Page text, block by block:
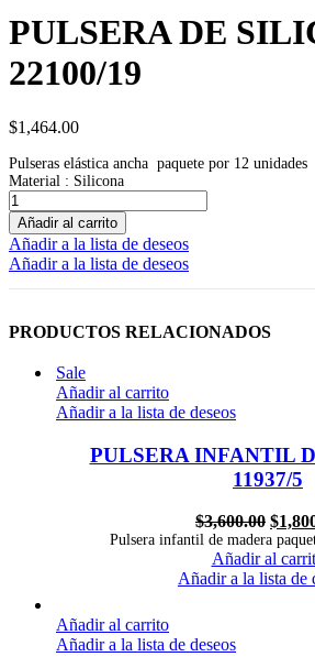
PULSERA DE
22100/19
$1,464.00
Pulseras elástica ancha paquete por 12 unidades
Material : Silicona
Añadir al carrito
Añadir a la lista de deseos
Añadir a la lista de deseos
PRODUCTOS RELACIONADOS
Sale
Añadir al carrito
Añadir a la lista de deseos
PULSERA INFANTIL
11937/5
$3,600.00 $
Pulsera infantil de madera
Añadir al
Añadir a la lista de
Añadir al carrito
Añadir a la lista de deseos